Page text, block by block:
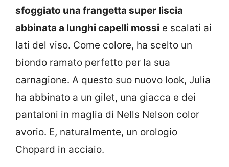
sfoggiato una frangetta super liscia
abbinata a lunghi capelli mossi e scalati ai
lati del viso. Come colore, ha scelto un
biondo ramato perfetto per la sua
carnagione. A questo suo nuovo look, Julia
ha abbinato a un gilet, una giacca e dei
pantaloni in maglia di Nells Nelson color
avorio. E, naturalmente, un orologio
Chopard in acciaio.